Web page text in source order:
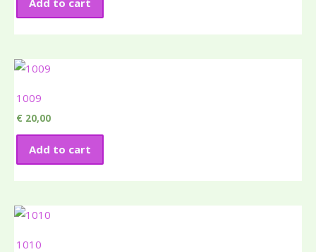
Add to cart
1009
€ 20,00
Add to cart
1010